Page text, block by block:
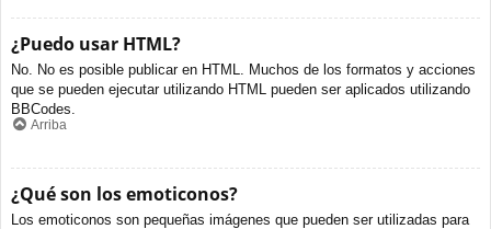
¿Puedo usar HTML?
No. No es posible publicar en HTML. Muchos de los formatos y acciones
que se pueden ejecutar utilizando HTML pueden ser aplicados utilizando
BBCodes.
Arriba
¿Qué son los emoticonos?
Los emoticonos son pequeñas imágenes que pueden ser utilizadas para